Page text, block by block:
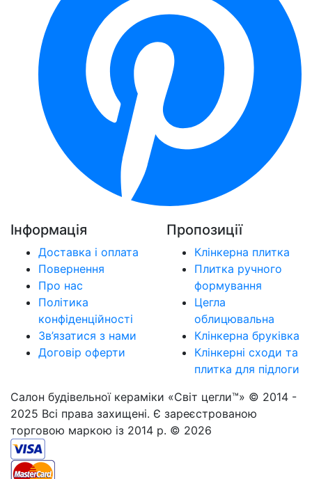
Інформація
Доставка і оплата
Повернення
Про нас
Політика
конфіденційності
Зв’язатися з нами
Договір оферти
Пропозиції
Клінкерна плитка
Плитка ручного
формування
Цегла
облицювальна
Клінкерна бруківка
Клінкерні сходи та
плитка для підлоги
Салон будівельної кераміки «Світ цегли™» © 2014 -
2025 Всі права захищені. Є зареєстрованою
торговою маркою із 2014 р. © 2026